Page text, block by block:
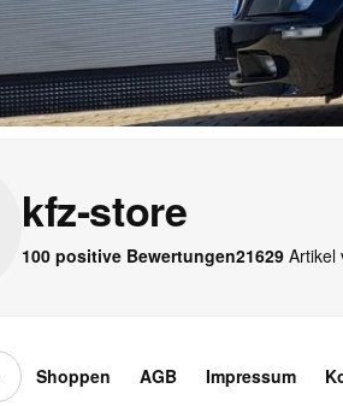
kfz-store
100 positive Bewertungen21629 Artikel
Shoppen AGB Impressum